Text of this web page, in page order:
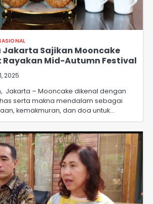
Jakarta Sajikan Mooncake
Rayakan Mid-Autumn Festival
2025
Jakarta – Mooncake dikenal dengan
serta makna mendalam sebagai
kemakmuran, dan doa untuk…